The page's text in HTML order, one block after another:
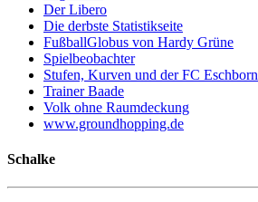
Der Libero
Die derbste Statistikseite
FußballGlobus von Hardy Grüne
Spielbeobachter
Stufen, Kurven und der FC Eschborn
Trainer Baade
Volk ohne Raumdeckung
www.groundhopping.de
Schalke